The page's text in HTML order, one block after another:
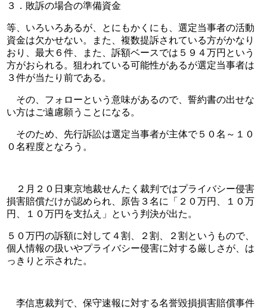
３．敗訴の場合の準備資金
等、いろいろあるが、とにもかくにも、選定当事者の活動
資金は欠かせない。また、複数提訴されている方がかなり
おり、最大６件、また、訴額ベースでは５９４万円という
方がおられる。狙われている可能性があるが選定当事者は
３件が当たり前である。
その、フォローという意味があるので、誓約書の出せな
い方はご遠慮願うことになる。
そのため、先行訴訟は選定当事者が主体で５０名～１０
０名程度となろう。
２月２０日東京地裁せんたく裁判ではプライバシー侵害
損害賠償だけが認められ、原告３名に「２０万円、１０万
円、１０万円を支払え」という判決が出た。
５０万円の訴額に対して４割、２割、２割というもので、
個人情報の扱いやプライバシー侵害に対する厳しさが、は
っきりと示された。
李信恵裁判で、保守速報に対する名誉毀損損害賠償事件